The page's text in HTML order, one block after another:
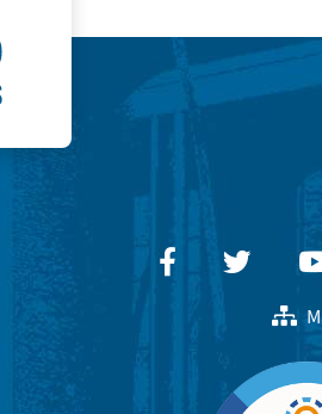
Facebook